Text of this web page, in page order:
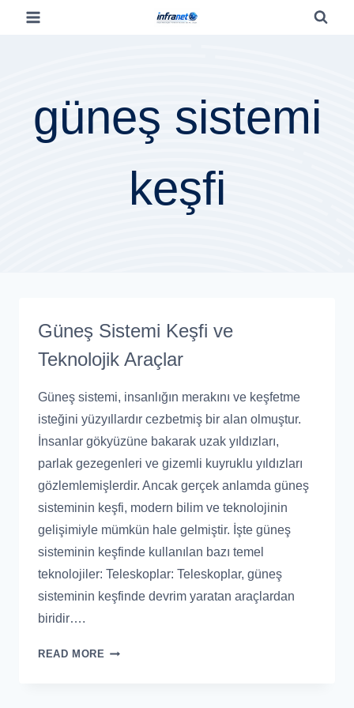
güneş sistemi
keşfi
Güneş Sistemi Keşfi ve
Teknolojik Araçlar
Güneş sistemi, insanlığın merakını ve keşfetme
isteğini yüzyıllardır cezbetmiş bir alan olmuştur.
İnsanlar gökyüzüne bakarak uzak yıldızları,
parlak gezegenleri ve gizemli kuyruklu yıldızları
gözlemlemişlerdir. Ancak gerçek anlamda güneş
sisteminin keşfi, modern bilim ve teknolojinin
gelişimiyle mümkün hale gelmiştir. İşte güneş
sisteminin keşfinde kullanılan bazı temel
teknolojiler: Teleskoplar: Teleskoplar, güneş
sisteminin keşfinde devrim yaratan araçlardan
biridir….
READ MORE